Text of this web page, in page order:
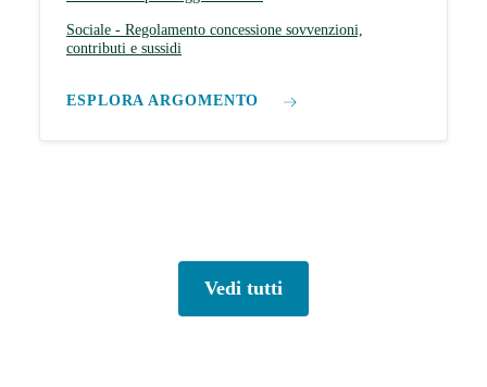
Sociale - Regolamento concessione sovvenzioni,
contributi e sussidi
ESPLORA ARGOMENTO
Vedi tutti